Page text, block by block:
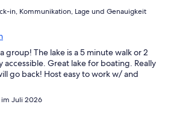
in, Kommunikation, Lage und Genauigkeit
group! The lake is a 5 minute walk or 2
accessible. Great lake for boating. Really
go back! Host easy to work w/ and
Juli 2026